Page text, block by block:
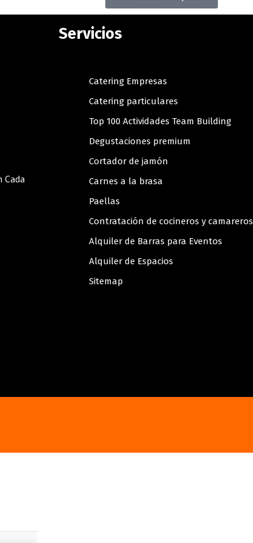
Cada
Servicios
Catering Empresas
Catering particulares
Top 100 Actividades Team Building
Degustaciones premium
Cortador de jamón
Carnes a la brasa
Paellas
Contratación de cocineros y camareros
Alquiler de Barras para Eventos
Alquiler de Espacios
Sitemap